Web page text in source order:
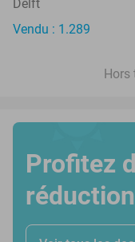
Delft
Vendu : 1.289
Hors
Profitez